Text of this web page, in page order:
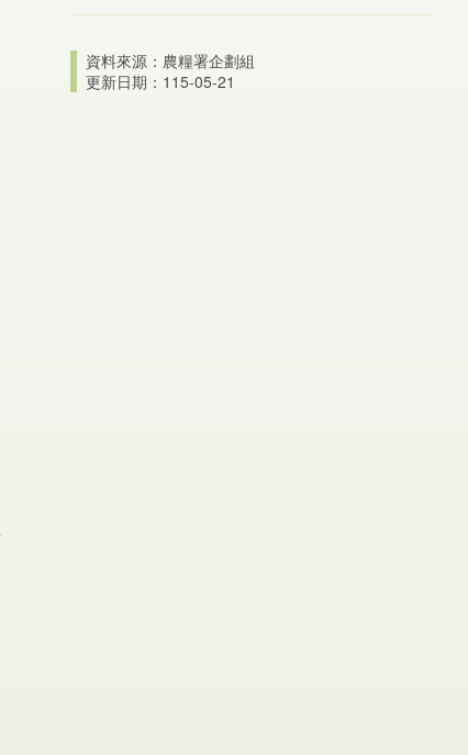
資料來源：農糧署企劃組
更新日期：115-05-21